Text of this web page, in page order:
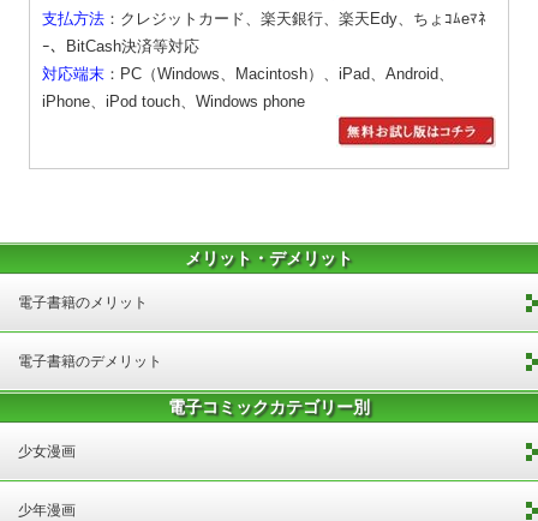
支払方法 ：クレジットカード、楽天銀行、楽天Edy、ちょｺﾑeﾏﾈ
ｰ、BitCash決済等対応
対応端末 ：PC（Windows、Macintosh）、iPad、Android、
iPhone、iPod touch、Windows phone
メリット・デメリット
電子書籍のメリット
電子書籍のデメリット
電子コミックカテゴリー別
少女漫画
少年漫画